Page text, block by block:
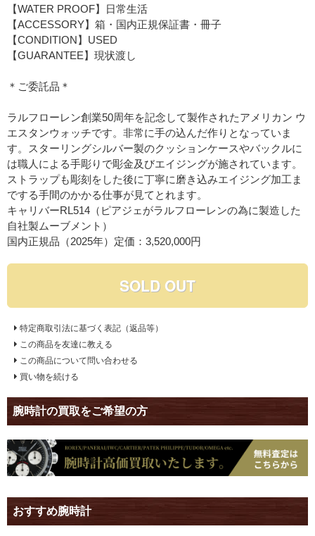
【WATER PROOF】日常生活
【ACCESSORY】箱・国内正規保証書・冊子
【CONDITION】USED
【GUARANTEE】現状渡し
＊ご委託品＊
ラルフローレン創業50周年を記念して製作されたアメリカン ウ
エスタンウォッチです。非常に手の込んだ作りとなっていま
す。スターリングシルバー製のクッションケースやバックルに
は職人による手彫りで彫金及びエイジングが施されています。
ストラップも彫刻をした後に丁寧に磨き込みエイジング加工ま
でする手間のかかる仕事が見てとれます。
キャリバーRL514（ピアジェがラルフローレンの為に製造した
自社製ムーブメント）
国内正規品（2025年）定価：3,520,000円
SOLD OUT
特定商取引法に基づく表記（返品等）
この商品を友達に教える
この商品について問い合わせる
買い物を続ける
腕時計の買取をご希望の方
おすすめ腕時計